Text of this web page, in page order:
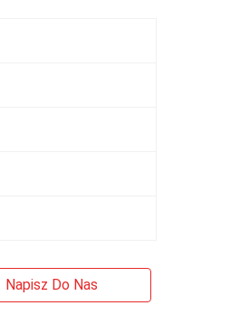
Napisz Do Nas